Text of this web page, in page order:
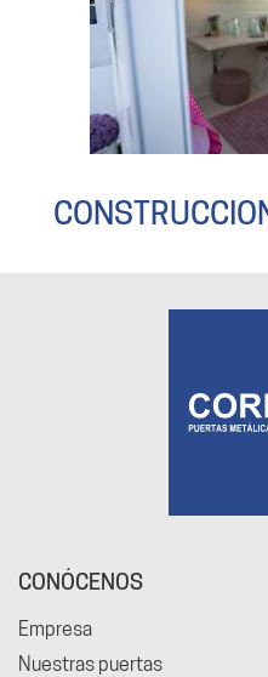
CONÓCENOS
Empresa
Nuestras puertas